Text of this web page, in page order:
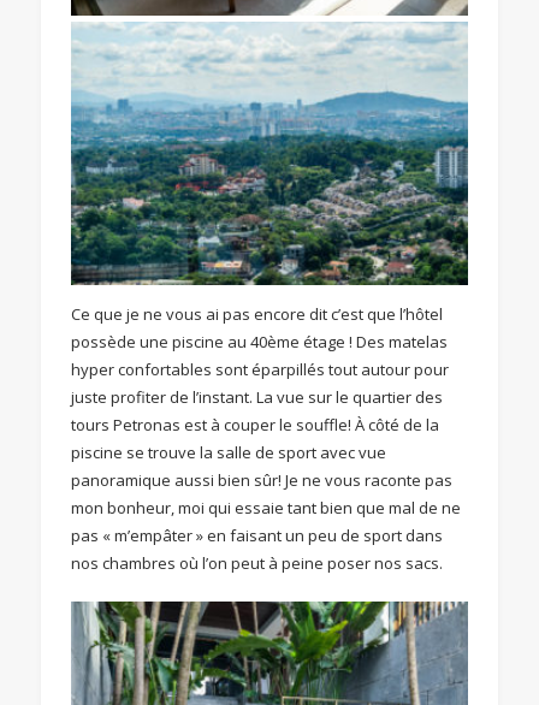
Ce que je ne vous ai pas encore dit c’est que l’hôtel
possède une piscine au 40ème étage ! Des matelas
hyper confortables sont éparpillés tout autour pour
juste profiter de l’instant. La vue sur le quartier des
tours Petronas est à couper le souffle! À côté de la
piscine se trouve la salle de sport avec vue
panoramique aussi bien sûr! Je ne vous raconte pas
mon bonheur, moi qui essaie tant bien que mal de ne
pas « m’empâter » en faisant un peu de sport dans
nos chambres où l’on peut à peine poser nos sacs.